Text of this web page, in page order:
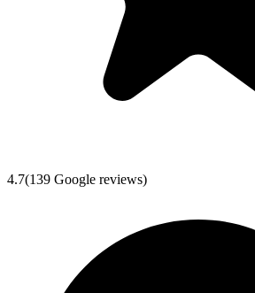
4.7(139 Google reviews)